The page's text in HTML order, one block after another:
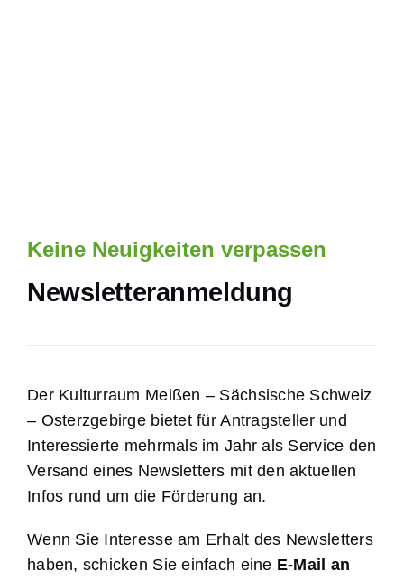
Keine Neuigkeiten verpassen
Newsletteranmeldung
Der Kulturraum Meißen – Sächsische Schweiz
– Osterzgebirge bietet für Antragsteller und
Interessierte mehrmals im Jahr als Service den
Versand eines Newsletters mit den aktuellen
Infos rund um die Förderung an.
Wenn Sie Interesse am Erhalt des Newsletters
haben, schicken Sie einfach eine E-Mail an